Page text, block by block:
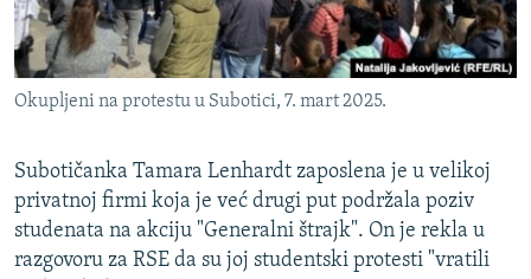
Okupljeni na protestu u Subotici, 7. mart 2025.
Subotičanka Tamara Lenhardt zaposlena je u velikoj
privatnoj firmi koja je već drugi put podržala poziv
studenata na akciju "Generalni štrajk". On je rekla u
razgovoru za RSE da su joj studentski protesti "vratili